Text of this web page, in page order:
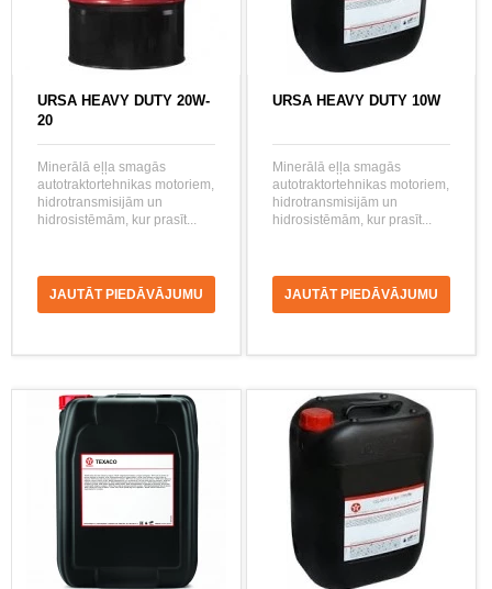
URSA HEAVY DUTY 20W-
20
Minerālā eļļa smagās
autotraktortehnikas motoriem,
hidrotransmisijām un
hidrosistēmām, kur prasīt...
JAUTĀT PIEDĀVĀJUMU
URSA HEAVY DUTY 10W
Minerālā eļļa smagās
autotraktortehnikas motoriem,
hidrotransmisijām un
hidrosistēmām, kur prasīt...
JAUTĀT PIEDĀVĀJUMU